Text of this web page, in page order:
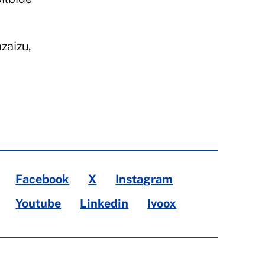
Facebook X
Instagram
Youtube
Linkedin Ivoox